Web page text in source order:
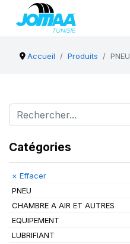
Accueil Produits PNEU
Catégories
× Effacer
PNEU
CHAMBRE A AIR ET AUTRES
EQUIPEMENT
LUBRIFIANT